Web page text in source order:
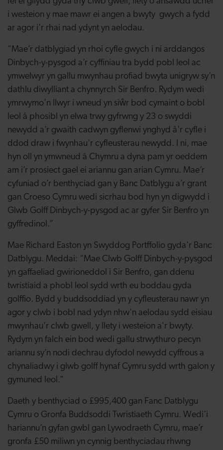
i westeion y mae mawr ei angen a bwyty gwych a fydd
ar agor i'r rhai nad ydynt yn aelodau.
“Mae’r datblygiad yn rhoi cyfle gwych i ni arddangos
Dinbych-y-pysgod a’r cyffiniau tra bydd pobl leol ac
ymwelwyr yn gallu mwynhau profiad bwyta unigryw sy’n
dathlu diwylliant a chynnyrch Sir Benfro. Rydym wedi
ymrwymo'n llwyr i wneud yn siŵr bod cymaint o bobl
leol â phosibl yn elwa trwy gyfrwng y 23 o swyddi
newydd a’r gwaith cadwyn gyflenwi ynghyd â'r cyfle i
ddod draw i fwynhau'r cyfleusterau newydd. I ni, mae
hyn oll yn ymwneud â Chymru a dyna pam yr oeddem
am i’r prosiect gael ei ariannu gan arian Cymru. Mae’r
cyfuniad o’r benthyciad gan y Banc Datblygu a’r grant
gan Croeso Cymru wedi sicrhau bod hyn yn digwydd i
Glwb Golff Dinbych-y-pysgod ac ar gyfer Sir Benfro yn
gyffredinol.”
Mae Richard Easton yn Swyddog Portffolio gyda'r Banc
Datblygu. Meddai: “Mae Clwb Golff Dinbych-y-pysgod
yn gaffaeliad gwirioneddol i Sir Benfro, gan ddenu
twristiaid a phobl leol sydd wrth eu boddau gyda
golffio. Bydd y buddsoddiad yn y cyfleusterau nawr yn
agor y clwb i bobl nad ydyn nhw'n aelodau sydd eisiau
mwynhau'r clwb gwell, y llety i westeion a'r bwyty.
Rydym yn falch ein bod wedi gallu strwythuro pecyn
ariannu sy’n nodi dechrau dyfodol newydd cyffrous a
chynaliadwy i glwb golff hynaf Cymru sydd wrth galon y
gymuned leol.”
Daeth y benthyciad o £995,400 gan Fanc Datblygu
Cymru o Gronfa Buddsoddi Twristiaeth Cymru. Wedi’i
hariannu’n gyfan gwbl gan Lywodraeth Cymru, mae’r
gronfa £50 miliwn yn cynnig benthyciadau rhwng